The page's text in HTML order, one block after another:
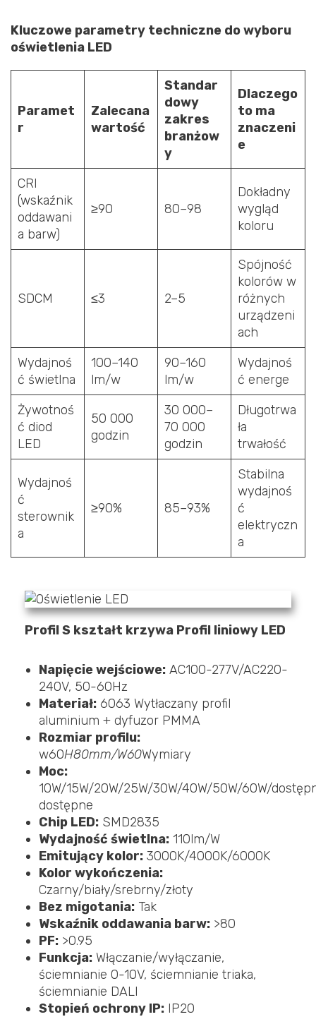
Kluczowe parametry techniczne do wyboru
oświetlenia LED
Paramet
r
Zalecana
wartość
Standar
dowy
zakres
branżow
y
Dlaczego
to ma
znaczeni
e
CRI
(wskaźnik
oddawani
a barw)
≥90 80–98
Dokładny
wygląd
koloru
SDCM ≤3 2–5
Spójność
kolorów w
różnych
urządzeni
ach
Wydajnoś
ć świetlna
100–140
lm/w
90–160
lm/w
Wydajnoś
ć energe
Żywotnoś
ć diod
LED
50 000
godzin
30 000–
70 000
godzin
Długotrwa
ła
trwałość
Wydajnoś
ć
sterownik
a
≥90% 85–93%
Stabilna
wydajnoś
ć
elektryczn
a
Profil S kształt krzywa Profil liniowy LED
Napięcie wejściowe: AC100-277V/AC220-
240V, 50-60Hz
Materiał: 6063 Wytłaczany profil
aluminium + dyfuzor PMMA
Rozmiar profilu:
w60H80mm/W60Wymiary
Moc:
10W/15W/20W/25W/30W/40W/50W/60W/
dostępne
Chip LED: SMD2835
Wydajność świetlna: 110lm/W
Emitujący kolor: 3000K/4000K/6000K
Kolor wykończenia:
Czarny/biały/srebrny/złoty
Bez migotania: Tak
Wskaźnik oddawania barw: >80
PF: >0.95
Funkcja: Włączanie/wyłączanie,
ściemnianie 0-10V, ściemnianie triaka,
ściemnianie DALI
Stopień ochrony IP: IP20